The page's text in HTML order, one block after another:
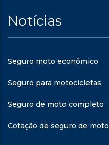
Notícias
Seguro moto econômico
Seguro para motocicletas
Seguro de moto completo
Cotação de seguro de moto